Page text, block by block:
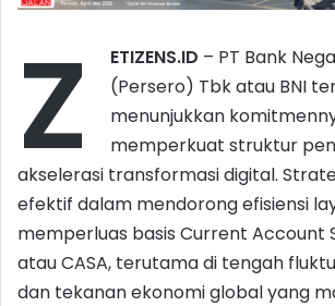
Z ETIZENS.ID – PT Bank
(Persero) Tbk atau BNI
menunjukkan
memperkuat struktur
akselerasi transformasi digital.
efektif dalam mendorong efisiensi
memperluas basis Current Account
atau CASA, terutama di tengah
dan tekanan ekonomi global yang